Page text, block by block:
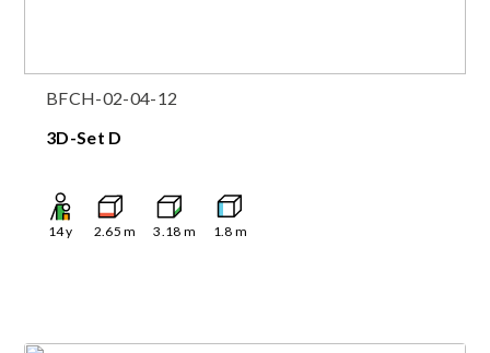
BFCH-02-04-12
3D-Set D
14y 2.65 m 3.18 m 1.8 m